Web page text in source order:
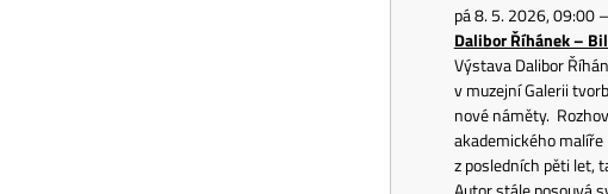
pá 8. 5. 2026, 09:00
Dalibor Říhánek –
Výstava Dalibor
v muzejní Galerii
nové náměty.
akademického
z posledních pěti let,